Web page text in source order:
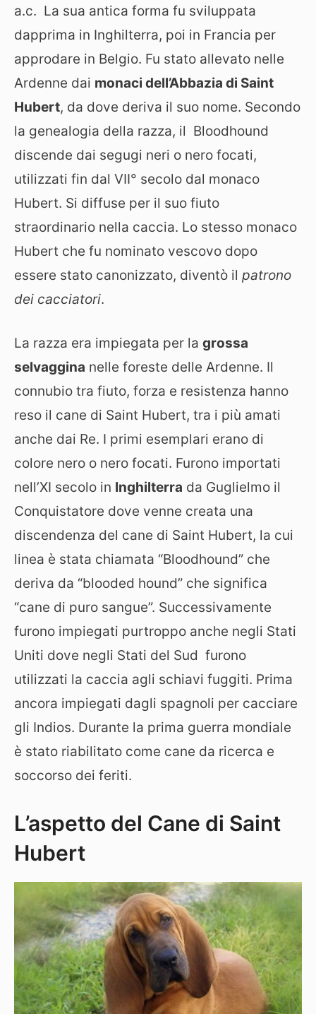
a.c. La sua antica forma fu sviluppata
dapprima in Inghilterra, poi in Francia per
approdare in Belgio. Fu stato allevato nelle
Ardenne dai monaci dell’Abbazia di Saint
Hubert, da dove deriva il suo nome. Secondo
la genealogia della razza, il Bloodhound
discende dai segugi neri o nero focati,
utilizzati fin dal VII° secolo dal monaco
Hubert. Si diffuse per il suo fiuto
straordinario nella caccia. Lo stesso monaco
Hubert che fu nominato vescovo dopo
essere stato canonizzato, diventò il patrono
dei cacciatori.
La razza era impiegata per la grossa
selvaggina nelle foreste delle Ardenne. Il
connubio tra fiuto, forza e resistenza hanno
reso il cane di Saint Hubert, tra i più amati
anche dai Re. I primi esemplari erano di
colore nero o nero focati. Furono importati
nell’XI secolo in Inghilterra da Guglielmo il
Conquistatore dove venne creata una
discendenza del cane di Saint Hubert, la cui
linea è stata chiamata “Bloodhound” che
deriva da “blooded hound” che significa
“cane di puro sangue”. Successivamente
furono impiegati purtroppo anche negli Stati
Uniti dove negli Stati del Sud furono
utilizzati la caccia agli schiavi fuggiti. Prima
ancora impiegati dagli spagnoli per cacciare
gli Indios. Durante la prima guerra mondiale
è stato riabilitato come cane da ricerca e
soccorso dei feriti.
L’aspetto del Cane di Saint
Hubert